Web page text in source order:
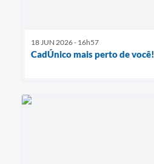
18 JUN 2026 - 16h57
CadÚnico mais perto de você!